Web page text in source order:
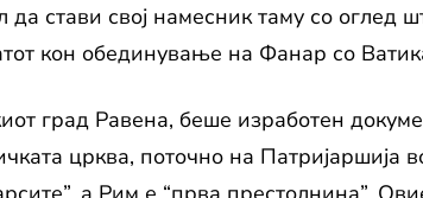
стави свој намесник таму со оглед
кон обединување на Фанар со
град Равена, беше изработен
црква, поточно на Патријаршија